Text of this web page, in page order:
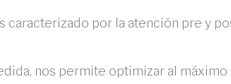
caracterizado por la atención pre y
nos permite optimizar al